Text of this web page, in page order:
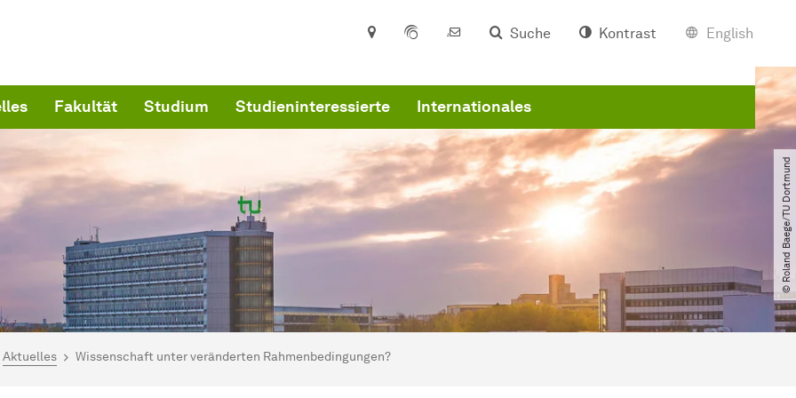
Suche Kontrast English
Fakultät Studium Studieninteressierte Internationales
© Roland Baege​/​TU Dortmund
hier:
Aktuelles Wissenschaft unter veränderten Rahmenbedingungen?